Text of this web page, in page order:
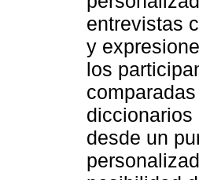
entrevistas
y
los
diccionarios
desde un